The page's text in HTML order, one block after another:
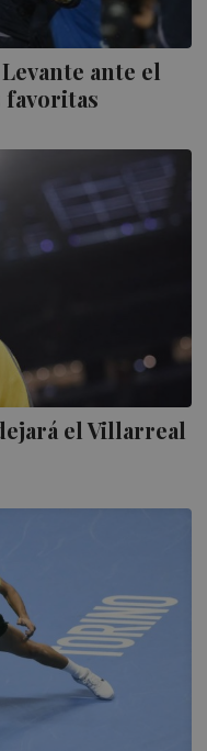
ante el
favoritas
el Villarreal